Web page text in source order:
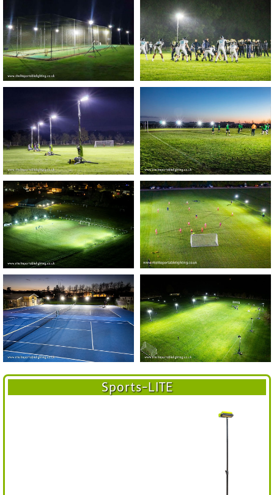
Sports-LITE